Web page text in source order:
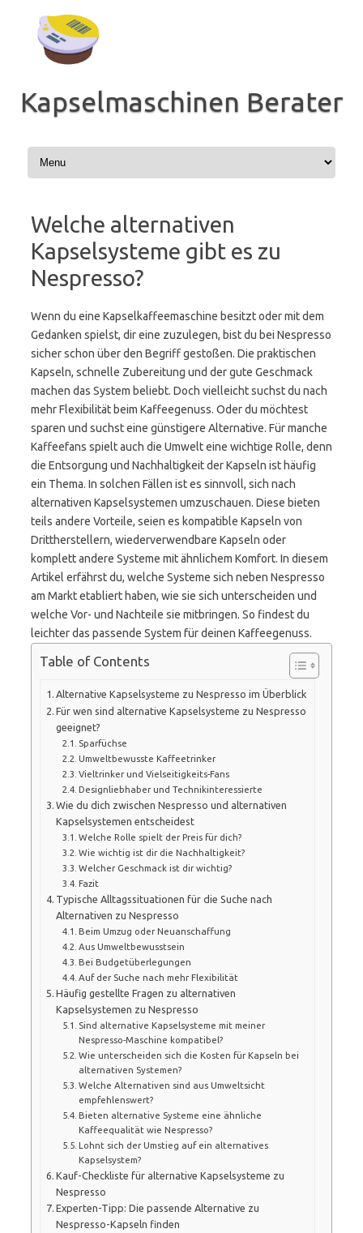
Inhalt
springen
Kapselmaschinen Berater
Welche alternativen
Kapselsysteme gibt es zu
Nespresso?
Wenn du eine Kapselkaffeemaschine besitzt oder mit dem
Gedanken spielst, dir eine zuzulegen, bist du bei Nespresso
sicher schon über den Begriff gestoßen. Die praktischen
Kapseln, schnelle Zubereitung und der gute Geschmack
machen das System beliebt. Doch vielleicht suchst du nach
mehr Flexibilität beim Kaffeegenuss. Oder du möchtest
sparen und suchst eine günstigere Alternative. Für manche
Kaffeefans spielt auch die Umwelt eine wichtige Rolle, denn
die Entsorgung und Nachhaltigkeit der Kapseln ist häufig
ein Thema. In solchen Fällen ist es sinnvoll, sich nach
alternativen Kapselsystemen umzuschauen. Diese bieten
teils andere Vorteile, seien es kompatible Kapseln von
Drittherstellern, wiederverwendbare Kapseln oder
komplett andere Systeme mit ähnlichem Komfort. In diesem
Artikel erfährst du, welche Systeme sich neben Nespresso
am Markt etabliert haben, wie sie sich unterscheiden und
welche Vor- und Nachteile sie mitbringen. So findest du
leichter das passende System für deinen Kaffeegenuss.
Table of Contents
Alternative Kapselsysteme zu Nespresso im Überblick
Für wen sind alternative Kapselsysteme zu Nespresso
geeignet?
Sparfüchse
Umweltbewusste Kaffeetrinker
Vieltrinker und Vielseitigkeits-Fans
Designliebhaber und Technikinteressierte
Wie du dich zwischen Nespresso und alternativen
Kapselsystemen entscheidest
Welche Rolle spielt der Preis für dich?
Wie wichtig ist dir die Nachhaltigkeit?
Welcher Geschmack ist dir wichtig?
Fazit
Typische Alltagssituationen für die Suche nach
Alternativen zu Nespresso
Beim Umzug oder Neuanschaffung
Aus Umweltbewusstsein
Bei Budgetüberlegungen
Auf der Suche nach mehr Flexibilität
Häufig gestellte Fragen zu alternativen
Kapselsystemen zu Nespresso
Sind alternative Kapselsysteme mit meiner
Nespresso-Maschine kompatibel?
Wie unterscheiden sich die Kosten für Kapseln bei
alternativen Systemen?
Welche Alternativen sind aus Umweltsicht
empfehlenswert?
Bieten alternative Systeme eine ähnliche
Kaffeequalität wie Nespresso?
Lohnt sich der Umstieg auf ein alternatives
Kapselsystem?
Kauf-Checkliste für alternative Kapselsysteme zu
Nespresso
Experten-Tipp: Die passende Alternative zu
Nespresso-Kapseln finden